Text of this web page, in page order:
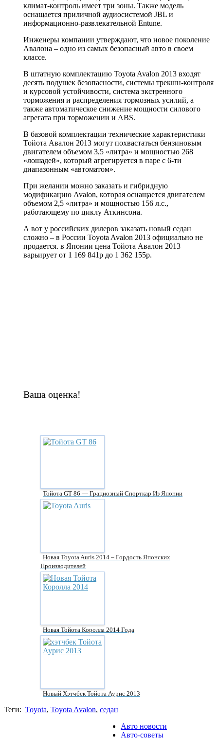
климат-контроль имеет три зоны. Также модель
оснащается приличной аудиосистемой JBL и
информационно-развлекательной Entune.
Инженеры компании утверждают, что новое поколение
Авалона – одно из самых безопасный авто в своем
классе.
В штатную комплектацию Toyota Avalon 2013 входят
десять подушек безопасности, системы трекшн-контроля
и курсовой устойчивости, система экстренного
торможения и распределения тормозных усилий, а
также автоматическое снижение мощности силового
агрегата при торможении и ABS.
В базовой комплектации технические характеристики
Тойота Авалон 2013 могут похвастаться бензиновым
двигателем объемом 3,5 «литра» и мощностью 268
«лошадей», который агрегируется в паре с 6-ти
диапазонным «автоматом».
При желании можно заказать и гибридную
модификацию Avalon, которая оснащается двигателем
объемом 2,5 «литра» и мощностью 156 л.с.,
работающему по циклу Аткинсона.
А вот у российских дилеров заказать новый седан
сложно – в России Toyota Avalon 2013 официально не
продается. в Японии цена Тойота Авалон 2013
варьирует от 1 169 841р до 1 362 155р.
Ваша оценка!
Тойота GT 86 — Грациозный Спорткар Из Японии
Новая Toyota Auris 2014 – Гордость Японских
Производителей
Новая Тойота Королла 2014 Года
Новый Хэтчбек Тойота Аурис 2013
Теги: Toyota, Toyota Avalon, седан
Авто новости
Авто-советы